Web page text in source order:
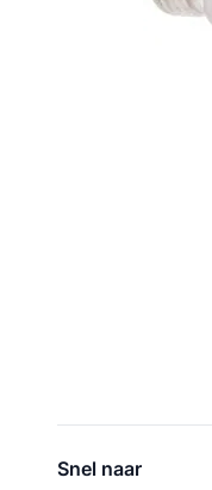
Snel naar